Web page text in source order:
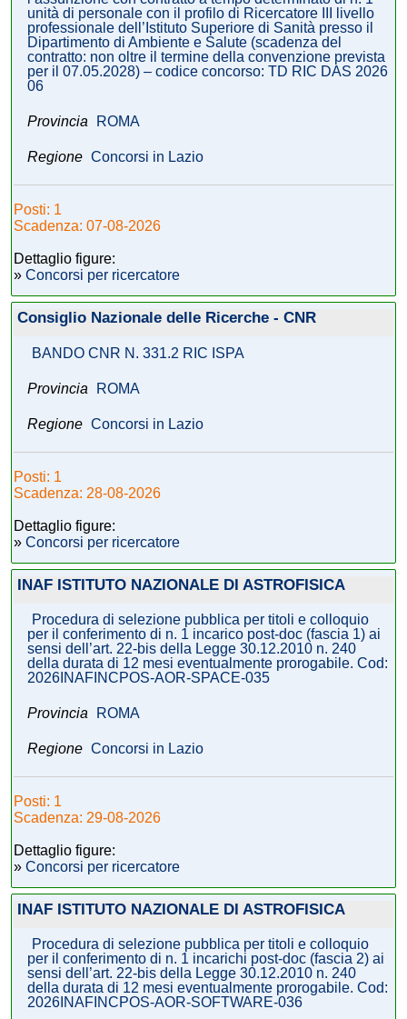
unità di personale con il profilo di Ricercatore III livello
professionale dell’Istituto Superiore di Sanità presso il
Dipartimento di Ambiente e Salute (scadenza del
contratto: non oltre il termine della convenzione prevista
per il 07.05.2028) – codice concorso: TD RIC DAS 2026
06
Provincia ROMA
Regione Concorsi in Lazio
Posti: 1
Scadenza: 07-08-2026
Dettaglio figure:
» Concorsi per ricercatore
Consiglio Nazionale delle Ricerche - CNR
BANDO CNR N. 331.2 RIC ISPA
Provincia ROMA
Regione Concorsi in Lazio
Posti: 1
Scadenza: 28-08-2026
Dettaglio figure:
» Concorsi per ricercatore
INAF ISTITUTO NAZIONALE DI ASTROFISICA
Procedura di selezione pubblica per titoli e colloquio
per il conferimento di n. 1 incarico post-doc (fascia 1) ai
sensi dell’art. 22-bis della Legge 30.12.2010 n. 240
della durata di 12 mesi eventualmente prorogabile. Cod:
2026INAFINCPOS-AOR-SPACE-035
Provincia ROMA
Regione Concorsi in Lazio
Posti: 1
Scadenza: 29-08-2026
Dettaglio figure:
» Concorsi per ricercatore
INAF ISTITUTO NAZIONALE DI ASTROFISICA
Procedura di selezione pubblica per titoli e colloquio
per il conferimento di n. 1 incarichi post-doc (fascia 2) ai
sensi dell’art. 22-bis della Legge 30.12.2010 n. 240
della durata di 12 mesi eventualmente prorogabile. Cod:
2026INAFINCPOS-AOR-SOFTWARE-036